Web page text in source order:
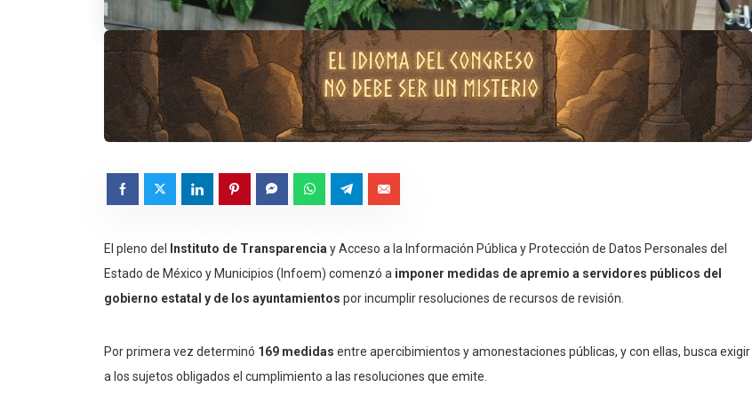
El pleno del Instituto de Transparencia y Acceso a la Información Pública y Protección de Datos Personales del
Estado de México y Municipios (Infoem) comenzó a imponer medidas de apremio a servidores públicos del
gobierno estatal y de los ayuntamientos por incumplir resoluciones de recursos de revisión.
Por primera vez determinó 169 medidas entre apercibimientos y amonestaciones públicas, y con ellas, busca exigir
a los sujetos obligados el cumplimiento a las resoluciones que emite.